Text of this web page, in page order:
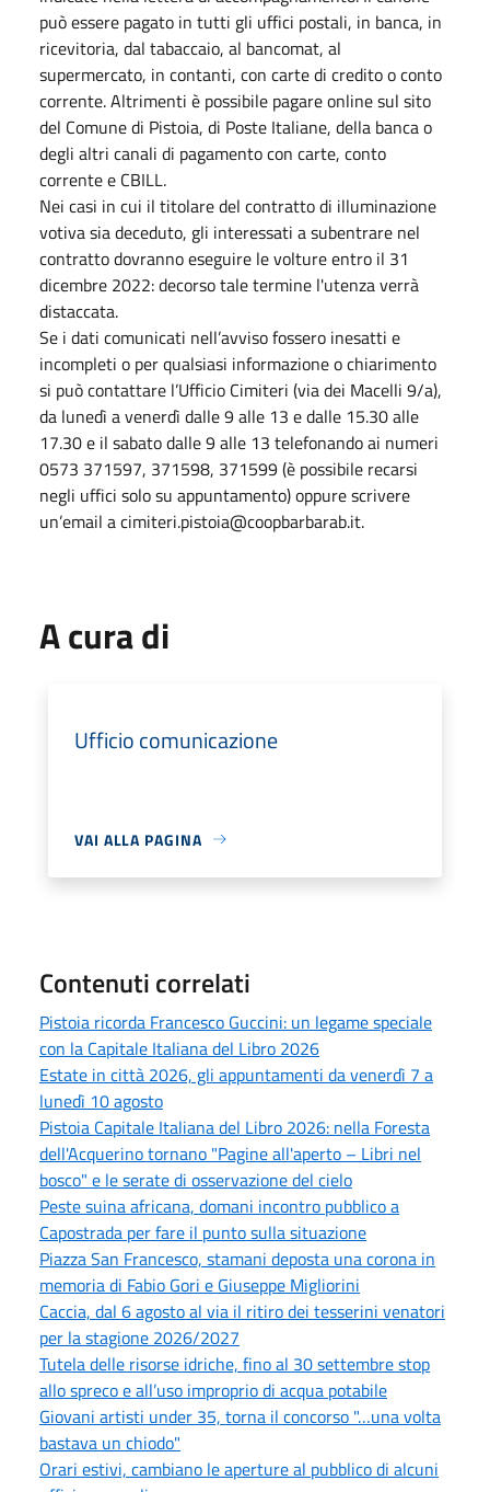
può essere pagato in tutti gli uffici postali, in banca, in
ricevitoria, dal tabaccaio, al bancomat, al
supermercato, in contanti, con carte di credito o conto
corrente. Altrimenti è possibile pagare online sul sito
del Comune di Pistoia, di Poste Italiane, della banca o
degli altri canali di pagamento con carte, conto
corrente e CBILL.
Nei casi in cui il titolare del contratto di illuminazione
votiva sia deceduto, gli interessati a subentrare nel
contratto dovranno eseguire le volture entro il 31
dicembre 2022: decorso tale termine l'utenza verrà
distaccata.
Se i dati comunicati nell’avviso fossero inesatti e
incompleti o per qualsiasi informazione o chiarimento
si può contattare l’Ufficio Cimiteri (via dei Macelli 9/a),
da lunedì a venerdì dalle 9 alle 13 e dalle 15.30 alle
17.30 e il sabato dalle 9 alle 13 telefonando ai numeri
0573 371597, 371598, 371599 (è possibile recarsi
negli uffici solo su appuntamento) oppure scrivere
un’email a cimiteri.pistoia@coopbarbarab.it.
A cura di
Ufficio comunicazione
VAI ALLA PAGINA
Contenuti correlati
Pistoia ricorda Francesco Guccini: un legame speciale
con la Capitale Italiana del Libro 2026
Estate in città 2026, gli appuntamenti da venerdì 7 a
lunedì 10 agosto
Pistoia Capitale Italiana del Libro 2026: nella Foresta
dell'Acquerino tornano "Pagine all'aperto – Libri nel
bosco" e le serate di osservazione del cielo
Peste suina africana, domani incontro pubblico a
Capostrada per fare il punto sulla situazione
Piazza San Francesco, stamani deposta una corona in
memoria di Fabio Gori e Giuseppe Migliorini
Caccia, dal 6 agosto al via il ritiro dei tesserini venatori
per la stagione 2026/2027
Tutela delle risorse idriche, fino al 30 settembre stop
allo spreco e all’uso improprio di acqua potabile
Giovani artisti under 35, torna il concorso "…una volta
bastava un chiodo"
Orari estivi, cambiano le aperture al pubblico di alcuni